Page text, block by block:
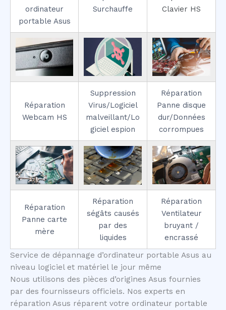
ordinateur
portable Asus
Surchauffe
Clavier HS
Réparation
Webcam HS
Suppression
Virus/Logiciel
malveillant/Lo
giciel espion
Réparation
Panne disque
dur/Données
corrompues
Réparation
Panne carte
mère
Réparation
ségâts causés
par des
liquides
Réparation
Ventilateur
bruyant /
encrassé
Service de dépannage d’ordinateur portable Asus au
niveau logiciel et matériel le jour même
Nous utilisons des pièces d’origines Asus fournies
par des fournisseurs officiels. Nos experts en
réparation Asus réparent votre ordinateur portable